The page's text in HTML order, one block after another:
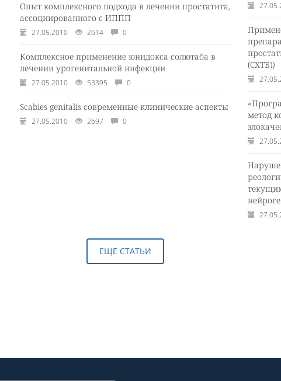
Опыт комплексного подхода в лечении простатита,
ассоциированного с ИППП
27.05.2010 2614 0
Комплексное применение юнидокса солютаба в
лечении урогенитальной инфекции
27.05.2010 53395 0
Scabies genitalis современные клинические аспекты
27.05.2010 2697 0
(СХТБ))
метод
ЕЩЕ СТАТЬИ